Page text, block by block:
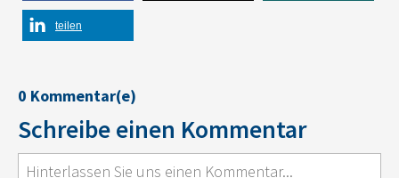
teilen
0 Kommentar(e)
Schreibe einen Kommentar